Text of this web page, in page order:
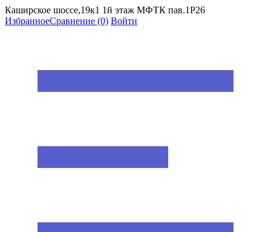
Каширское шоссе,19к1 1й этаж МФТК пав.1Р26
ИзбранноеСравнение (0) Войти